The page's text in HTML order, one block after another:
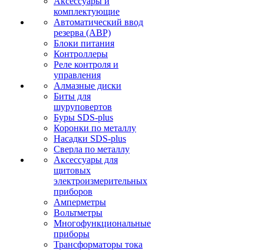
комплектующие
Автоматический ввод
резерва (АВР)
Блоки питания
Контроллеры
Реле контроля и
управления
Алмазные диски
Биты для
шуруповертов
Буры SDS-plus
Коронки по металлу
Насадки SDS-plus
Сверла по металлу
Аксессуары для
щитовых
электроизмерительных
приборов
Амперметры
Вольтметры
Многофункциональные
приборы
Трансформаторы тока